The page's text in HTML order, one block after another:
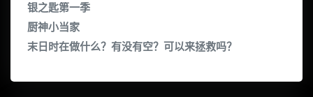
银之匙第一季
厨神小当家
末日时在做什么？有没有空？可以来拯救吗？